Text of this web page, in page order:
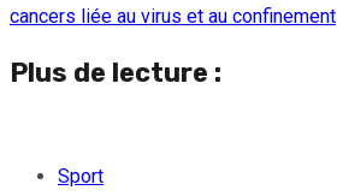
cancers liée au virus et au confinement
Plus de lecture :
Sport